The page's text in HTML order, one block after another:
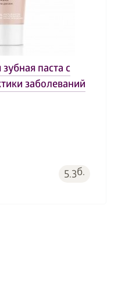
паста с
заболеваний
5.3б.